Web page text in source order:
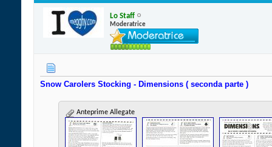
Lo Staff
Moderatrice
Snow Carolers Stocking - Dimensions ( seconda parte )
Anteprime Allegate